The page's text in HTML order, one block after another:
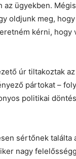
ügyekben.
oldjunk meg,
kérni, hogy
úr tiltakoztak
pártokat –
politikai
sértőnek találta
nagy